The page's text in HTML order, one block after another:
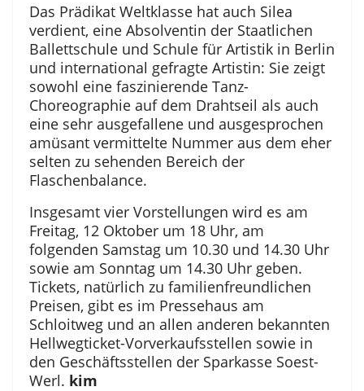
Das Prädikat Weltklasse hat auch Silea
verdient, eine Absolventin der Staatlichen
Ballettschule und Schule für Artistik in Berlin
und international gefragte Artistin: Sie zeigt
sowohl eine faszinierende Tanz-
Choreographie auf dem Drahtseil als auch
eine sehr ausgefallene und ausgesprochen
amüsant vermittelte Nummer aus dem eher
selten zu sehenden Bereich der
Flaschenbalance.
Insgesamt vier Vorstellungen wird es am
Freitag, 12 Oktober um 18 Uhr, am
folgenden Samstag um 10.30 und 14.30 Uhr
sowie am Sonntag um 14.30 Uhr geben.
Tickets, natürlich zu familienfreundlichen
Preisen, gibt es im Pressehaus am
Schloitweg und an allen anderen bekannten
Hellwegticket-Vorverkaufsstellen sowie in
den Geschäftsstellen der Sparkasse Soest-
Werl. kim